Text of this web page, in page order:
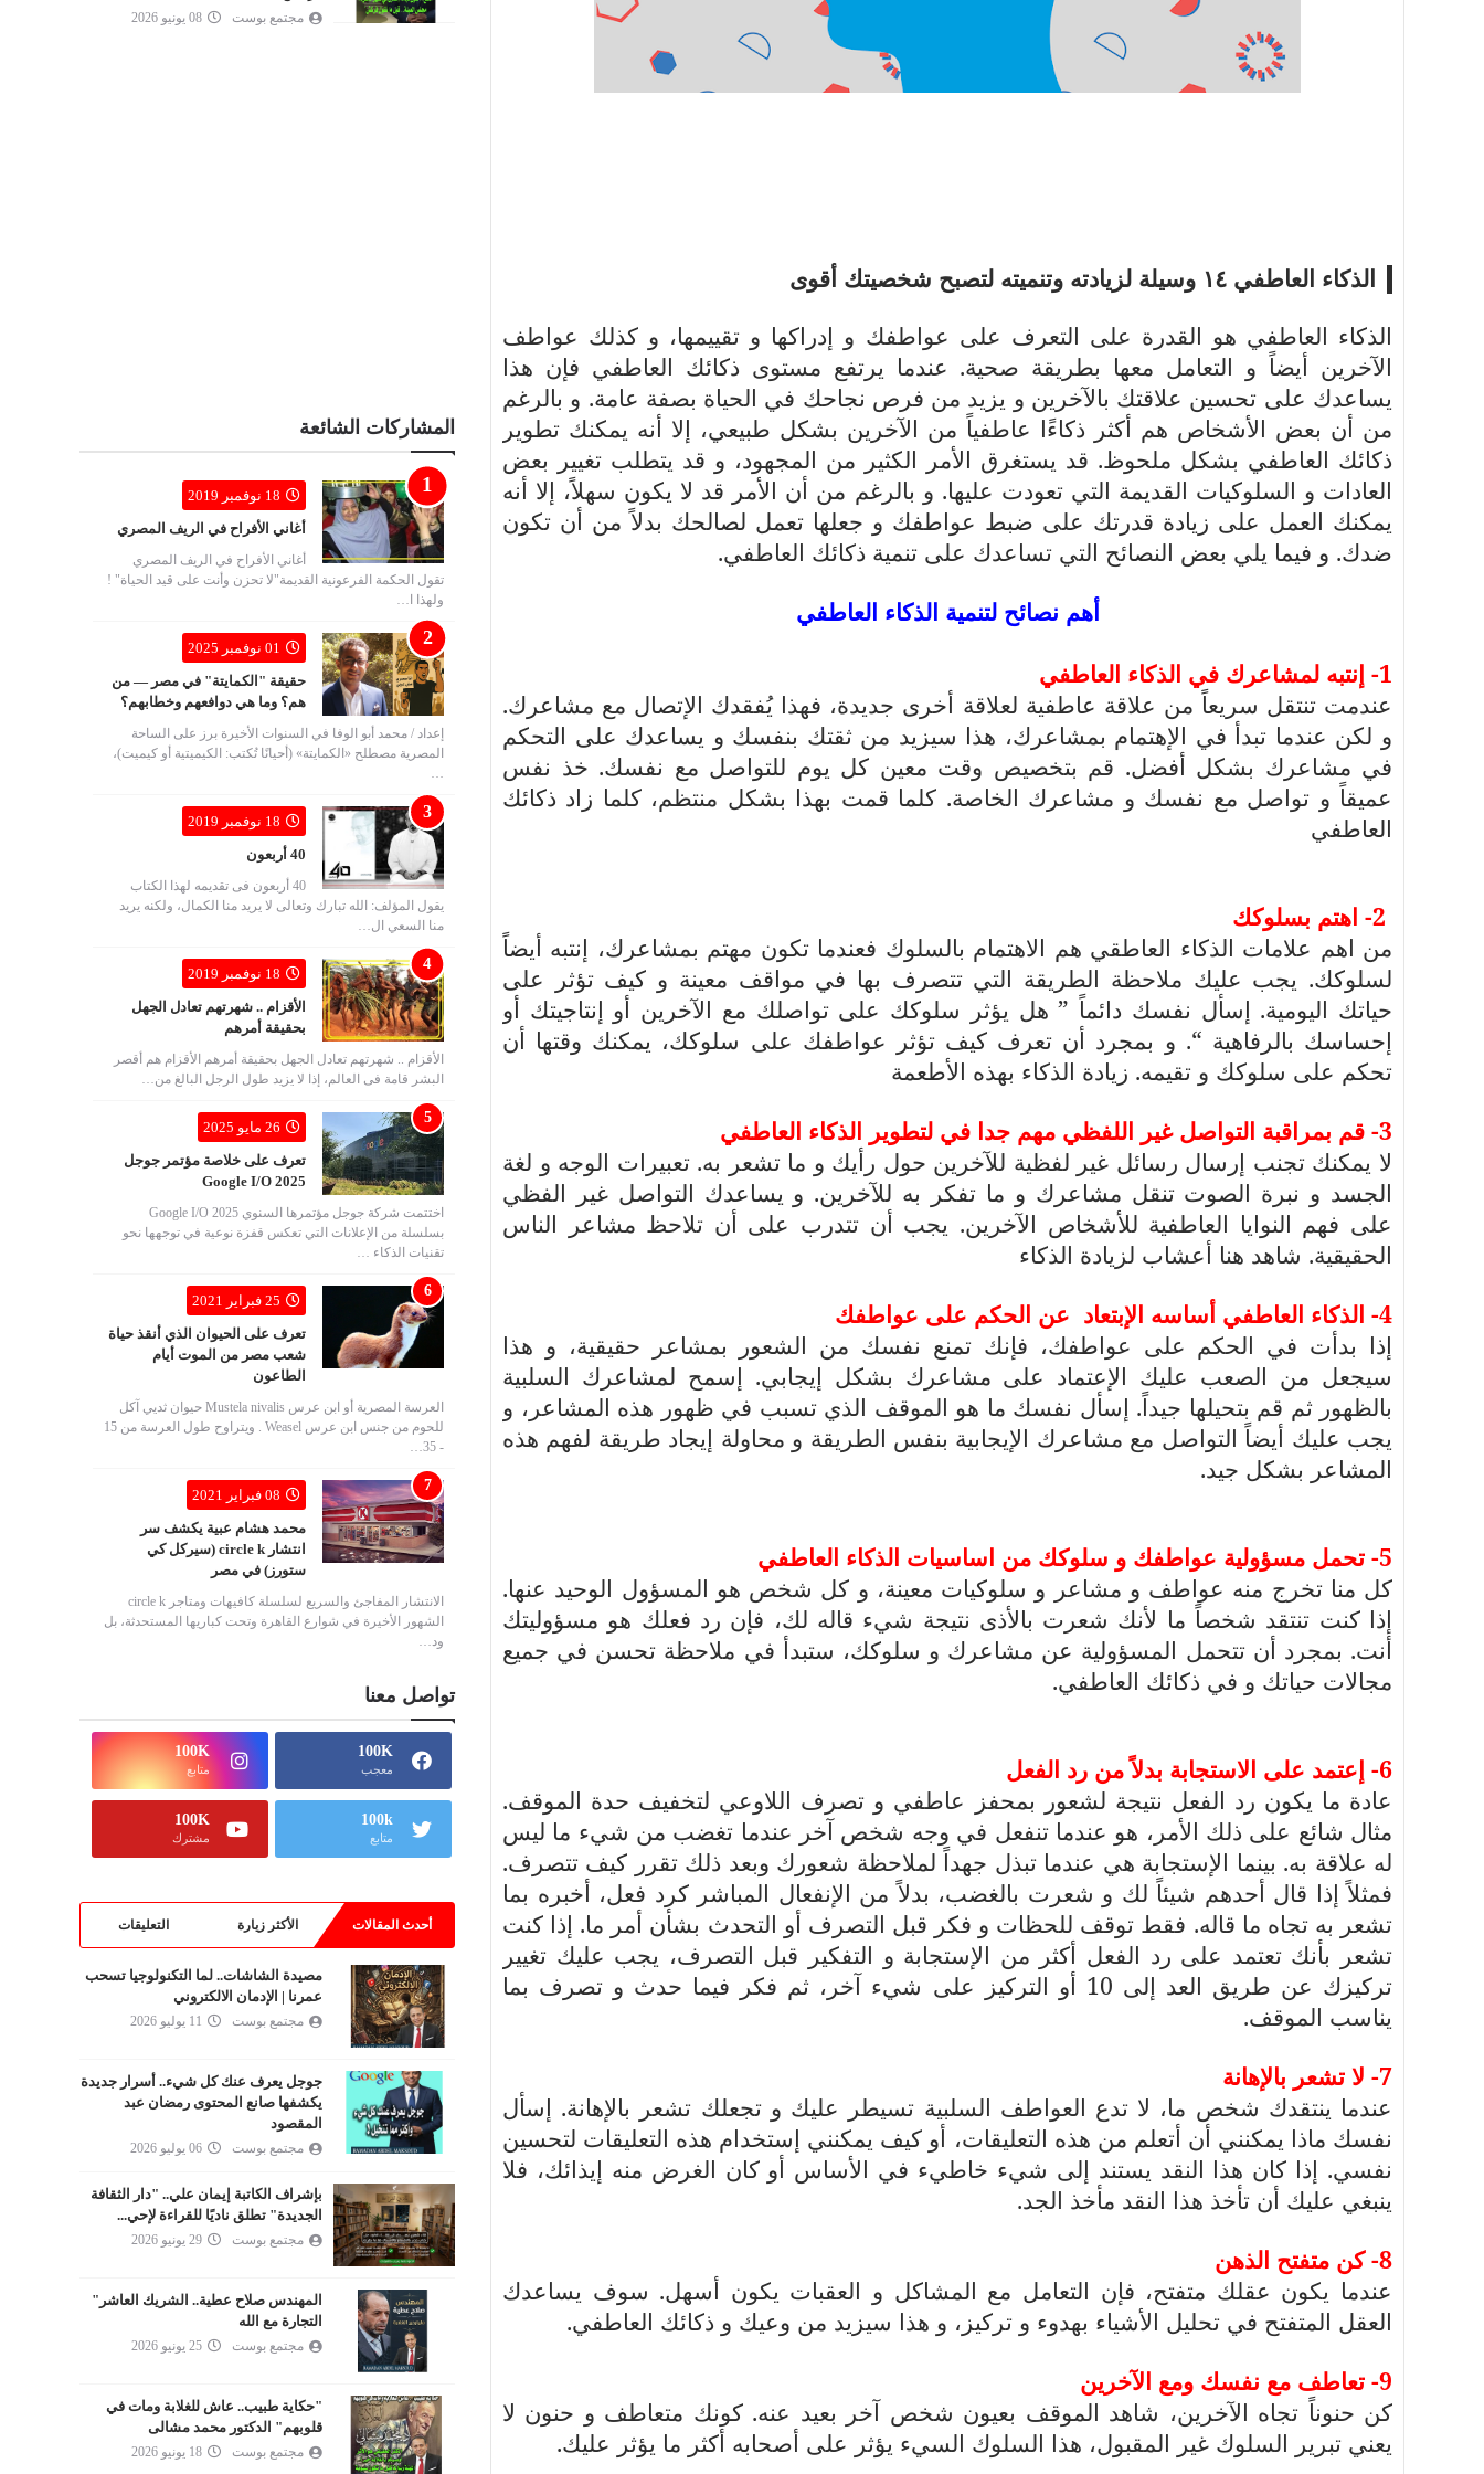
الذكاء العاطفي ١٤ وسيلة لزيادته وتنميته لتصبح شخصيتك أقوى
الذكاء العاطفي هو القدرة على التعرف على عواطفك و إدراكها و تقييمها، و كذلك عواطف
الآخرين أيضاً و التعامل معها بطريقة صحية. عندما يرتفع مستوى ذكائك العاطفي فإن هذا
يساعدك على تحسين علاقتك بالآخرين و يزيد من فرص نجاحك في الحياة بصفة عامة. و بالرغم
من أن بعض الأشخاص هم أكثر ذكاءًا عاطفياً من الآخرين بشكل طبيعي، إلا أنه يمكنك تطوير
ذكائك العاطفي بشكل ملحوظ. قد يستغرق الأمر الكثير من المجهود، و قد يتطلب تغيير بعض
العادات و السلوكيات القديمة التي تعودت عليها. و بالرغم من أن الأمر قد لا يكون سهلاً، إلا أنه
يمكنك العمل على زيادة قدرتك على ضبط عواطفك و جعلها تعمل لصالحك بدلاً من أن تكون
ضدك. و فيما يلي بعض النصائح التي تساعدك على تنمية ذكائك العاطفي.
أهم نصائح لتنمية الذكاء العاطفي
1- إنتبه لمشاعرك في الذكاء العاطفي
عندمت تنتقل سريعاً من علاقة عاطفية لعلاقة أخرى جديدة، فهذا يُفقدك الإتصال مع مشاعرك.
و لكن عندما تبدأ في الإهتمام بمشاعرك، هذا سيزيد من ثقتك بنفسك و يساعدك على التحكم
في مشاعرك بشكل أفضل. قم بتخصيص وقت معين كل يوم للتواصل مع نفسك. خذ نفس
عميقاً و تواصل مع نفسك و مشاعرك الخاصة. كلما قمت بهذا بشكل منتظم، كلما زاد ذكائك
العاطفي
2- اهتم بسلوكك
من اهم علامات الذكاء العاطقي هم الاهتمام بالسلوك فعندما تكون مهتم بمشاعرك، إنتبه أيضاً
لسلوكك. يجب عليك ملاحظة الطريقة التي تتصرف بها في مواقف معينة و كيف تؤثر على
حياتك اليومية. إسأل نفسك دائماً ” هل يؤثر سلوكك على تواصلك مع الآخرين أو إنتاجيتك أو
إحساسك بالرفاهية “. و بمجرد أن تعرف كيف تؤثر عواطفك على سلوكك، يمكنك وقتها أن
تحكم على سلوكك و تقيمه. زيادة الذكاء بهذه الأطعمة
3- قم بمراقبة التواصل غير اللفظي مهم جدا في لتطوير الذكاء العاطفي
لا يمكنك تجنب إرسال رسائل غير لفظية للآخرين حول رأيك و ما تشعر به. تعبيرات الوجه و لغة
الجسد و نبرة الصوت تنقل مشاعرك و ما تفكر به للآخرين. و يساعدك التواصل غير الفظي
على فهم النوايا العاطفية للأشخاص الآخرين. يجب أن تتدرب على أن تلاحظ مشاعر الناس
الحقيقية. شاهد هنا أعشاب لزيادة الذكاء
4- الذكاء العاطفي أساسه الإبتعاد
عن الحكم على عواطفك
إذا بدأت في الحكم على عواطفك، فإنك تمنع نفسك من الشعور بمشاعر حقيقية، و هذا
سيجعل من الصعب عليك الإعتماد على مشاعرك بشكل إيجابي. إسمح لمشاعرك السلبية
بالظهور ثم قم بتحيلها جيداً. إسأل نفسك ما هو الموقف الذي تسبب في ظهور هذه المشاعر، و
يجب عليك أيضاً التواصل مع مشاعرك الإيجابية بنفس الطريقة و محاولة إيجاد طريقة لفهم هذه
المشاعر بشكل جيد.
5- تحمل مسؤولية عواطفك و سلوكك من اساسيات الذكاء العاطفي
كل منا تخرج منه عواطف و مشاعر و سلوكيات معينة، و كل شخص هو المسؤول الوحيد عنها.
إذا كنت تنتقد شخصاً ما لأنك شعرت بالأذى نتيجة شيء قاله لك، فإن رد فعلك هو مسؤوليتك
أنت. بمجرد أن تتحمل المسؤولية عن مشاعرك و سلوكك، ستبدأ في ملاحظة تحسن في جميع
مجالات حياتك و في ذكائك العاطفي.
6- إعتمد على الاستجابة بدلاً من رد الفعل
عادة ما يكون رد الفعل نتيجة لشعور بمحفز عاطفي و تصرف اللاوعي لتخفيف حدة الموقف.
مثال شائع على ذلك الأمر، هو عندما تنفعل في وجه شخص آخر عندما تغضب من شيء ما ليس
له علاقة به. بينما الإستجابة هي عندما تبذل جهداً لملاحظة شعورك وبعد ذلك تقرر كيف تتصرف.
فمثلاً إذا قال أحدهم شيئاً لك و شعرت بالغضب، بدلاً من الإنفعال المباشر كرد فعل، أخبره بما
تشعر به تجاه ما قاله. فقط توقف للحظات و فكر قبل التصرف أو التحدث بشأن أمر ما. إذا كنت
تشعر بأنك تعتمد على رد الفعل أكثر من الإستجابة و التفكير قبل التصرف، يجب عليك تغيير
تركيزك عن طريق العد إلى 10 أو التركيز على شيء آخر، ثم فكر فيما حدث و تصرف بما
يناسب الموقف.
7- لا تشعر بالإهانة
عندما ينتقدك شخص ما، لا تدع العواطف السلبية تسيطر عليك و تجعلك تشعر بالإهانة. إسأل
نفسك ماذا يمكنني أن أتعلم من هذه التعليقات، أو كيف يمكنني إستخدام هذه التعليقات لتحسين
نفسي. إذا كان هذا النقد يستند إلى شيء خاطيء في الأساس أو كان الغرض منه إيذائك، فلا
ينبغي عليك أن تأخذ هذا النقد مأخذ الجد.
8- كن متفتح الذهن
عندما يكون عقلك متفتح، فإن التعامل مع المشاكل و العقبات يكون أسهل. سوف يساعدك
العقل المتفتح في تحليل الأشياء بهدوء و تركيز، و هذا سيزيد من وعيك و ذكائك العاطفي.
9- تعاطف مع نفسك ومع الآخرين
كن حنوناً تجاه الآخرين، شاهد الموقف بعيون شخص آخر بعيد عنه. كونك متعاطف و حنون لا
يعني تبرير السلوك غير المقبول، هذا السلوك السيء يؤثر على أصحابه أكثر ما يؤثر عليك.
مجتمع بوست 08 يونيو 2026
المشاركات الشائعة
18 نوفمبر 2019
أغاني الأفراح في الريف المصري
أغاني الأفراح في الريف المصري
تقول الحكمة الفرعونية القديمة"لا تحزن وأنت على قيد الحياة" !
ولهذا ا…
01 نوفمبر 2025
حقيقة "الكمايتة" في مصر — من
هم؟ وما هي دوافعهم وخطابهم؟
إعداد / محمد أبو الوفا في السنوات الأخيرة برز على الساحة
المصرية مصطلح «الكمايتة» (أحيانًا تُكتب: الكيميتية أو كيميت)،
18 نوفمبر 2019
40 أربعون
40 أربعون فى تقديمه لهذا الكتاب
يقول المؤلف: الله تبارك وتعالى لا يريد منا الكمال، ولكنه يريد
منا السعي ال…
18 نوفمبر 2019
الأقزام .. شهرتهم تعادل الجهل
بحقيقة أمرهم
الأقزام .. شهرتهم تعادل الجهل بحقيقة أمرهم الأقزام هم أقصر
البشر قامة فى العالم، إذا لا يزيد طول الرجل البالغ من…
26 مايو 2025
تعرف على خلاصة مؤتمر جوجل
Google I/O 2025
اختتمت شركة جوجل مؤتمرها السنوي Google I/O 2025
بسلسلة من الإعلانات التي تعكس قفزة نوعية في توجهها نحو
تقنيات الذكاء …
25 فبراير 2021
تعرف على الحيوان الذي أنقذ حياة
شعب مصر من الموت أيام
الطاعون
العرسة المصرية أو ابن عرس Mustela nivalis حيوان ثديي آكل
للحوم من جنس ابن عرس Weasel . ويتراوح طول العرسة من 15
- 35…
08 فبراير 2021
محمد هشام عبية يكشف سر
انتشار circle k (سيركل كي
ستورز) في مصر
الشهور الأخيرة في شوارع القاهرة وتحت كباريها المستحدثة، بل
ود…
تواصل معنا
100K
معجب
100K
متابع
100k
متابع
100K
مشترك
أحدث المقالات الأكثر زيارة التعليقات
مصيدة الشاشات.. لما التكنولوجيا تسحب
عمرنا | الإدمان الالكتروني
مجتمع بوست 11 يوليو 2026
جوجل يعرف عنك كل شيء.. أسرار جديدة
يكشفها صانع المحتوى رمضان عبد
المقصود
مجتمع بوست 06 يوليو 2026
بإشراف الكاتبة إيمان علي.. "دار الثقافة
الجديدة" تطلق ناديًا للقراءة لإحي...
مجتمع بوست 29 يونيو 2026
المهندس صلاح عطية.. الشريك العاشر"
التجارة مع الله
مجتمع بوست 25 يونيو 2026
"حكاية طبيب.. عاش للغلابة ومات في
قلوبهم" الدكتور محمد مشالى
مجتمع بوست 18 يونيو 2026